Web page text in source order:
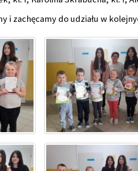
i zachęcamy do udziału w